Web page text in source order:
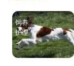
饲养
护理